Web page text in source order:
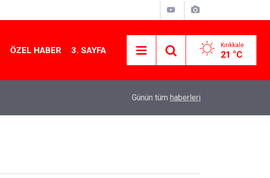
ÖZEL HABER 3. SAYFA Kırıkkale
21 °C
Kırıkkale’de bugün vefat edenler: 7 Ağustos
Günün tüm haberleri